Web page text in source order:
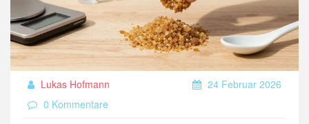
Lukas Hofmann
24 Februar 2026
0 Kommentare